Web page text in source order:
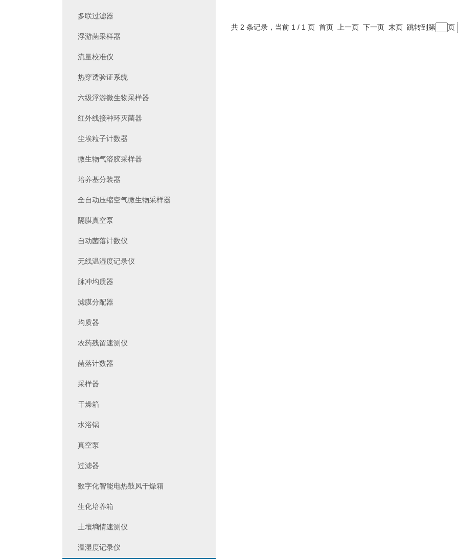
共 2 条记录，当前 1 / 1 页 首页 上一页 下一页 末页 跳转到第 页
多联过滤器
浮游菌采样器
流量校准仪
热穿透验证系统
六级浮游微生物采样器
红外线接种环灭菌器
尘埃粒子计数器
微生物气溶胶采样器
培养基分装器
全自动压缩空气微生物采样器
隔膜真空泵
自动菌落计数仪
无线温湿度记录仪
脉冲均质器
滤膜分配器
均质器
农药残留速测仪
菌落计数器
采样器
干燥箱
水浴锅
真空泵
过滤器
数字化智能电热鼓风干燥箱
生化培养箱
土壤墒情速测仪
温湿度记录仪